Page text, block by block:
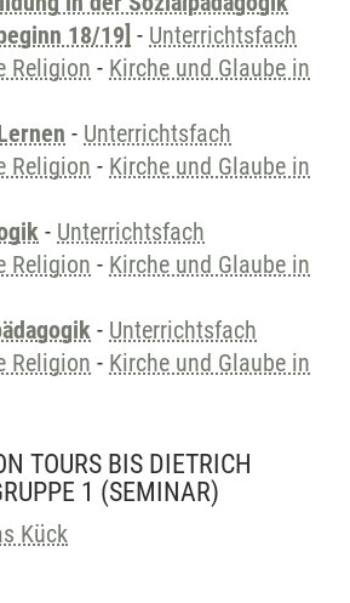
18/19] - Unterrichtsfach
Religion - Kirche und Glaube in
- Unterrichtsfach
Religion - Kirche und Glaube in
- Unterrichtsfach
Religion - Kirche und Glaube in
- Unterrichtsfach
Religion - Kirche und Glaube in
TOURS BIS DIETRICH
1 (SEMINAR)
Kück